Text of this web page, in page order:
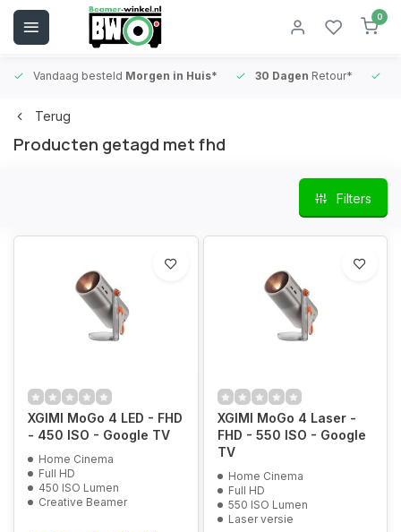
0
Vandaag besteld Morgen in Huis* 30 Dagen Retour*
Terug
Producten getagd met fhd
Filters
XGIMI MoGo 4 LED - FHD
- 450 ISO - Google TV
Home Cinema
Full HD
450 ISO Lumen
Creative Beamer
XGIMI MoGo 4 Laser -
FHD - 550 ISO - Google
TV
Home Cinema
Full HD
550 ISO Lumen
Laser versie